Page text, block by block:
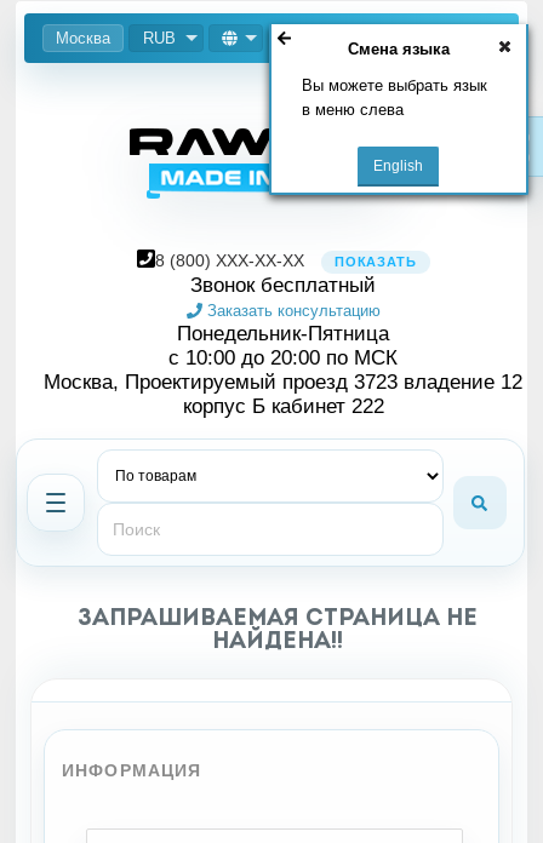
Москва RUB
Смена языка
Вы можете выбрать язык
в меню слева
8 (800) XXX-XX-XX ПОКАЗАТЬ
Звонок бесплатный
Заказать консультацию
Понедельник-Пятница
с 10:00 до 20:00 по МСК
Москва, Проектируемый проезд 3723 владение 12
корпус Б кабинет 222
Запрашиваемая страница не
найдена!!
ИНФОРМАЦИЯ